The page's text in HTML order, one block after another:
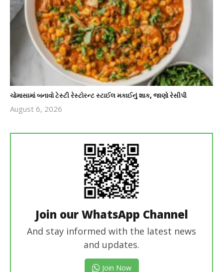
ચોમાસામાં બનાવો ટેસ્ટી રેસ્ટોરન્ટ સ્ટાઈલ મકાઈનું શાક, જાણો રેસીપી
August 6, 2026
Join our WhatsApp Channel
And stay informed with the latest news
and updates.
Join Now